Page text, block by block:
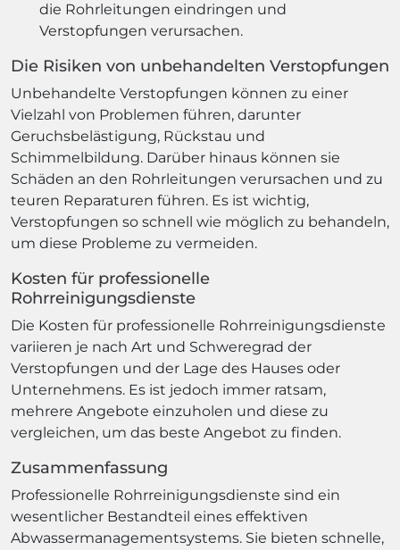
die Rohrleitungen eindringen und
Verstopfungen verursachen.
Die Risiken von unbehandelten Verstopfungen
Unbehandelte Verstopfungen können zu einer
Vielzahl von Problemen führen, darunter
Geruchsbelästigung, Rückstau und
Schimmelbildung. Darüber hinaus können sie
Schäden an den Rohrleitungen verursachen und zu
teuren Reparaturen führen. Es ist wichtig,
Verstopfungen so schnell wie möglich zu behandeln,
um diese Probleme zu vermeiden.
Kosten für professionelle
Rohrreinigungsdienste
Die Kosten für professionelle Rohrreinigungsdienste
variieren je nach Art und Schweregrad der
Verstopfungen und der Lage des Hauses oder
Unternehmens. Es ist jedoch immer ratsam,
mehrere Angebote einzuholen und diese zu
vergleichen, um das beste Angebot zu finden.
Zusammenfassung
Professionelle Rohrreinigungsdienste sind ein
wesentlicher Bestandteil eines effektiven
Abwassermanagementsystems. Sie bieten schnelle,